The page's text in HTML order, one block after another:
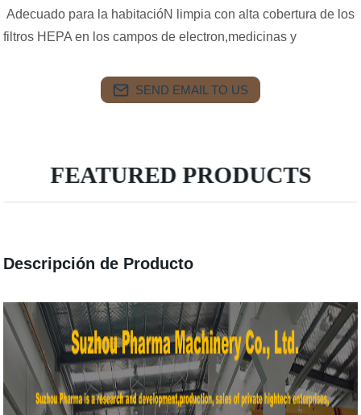
Adecuado para la habitacióN limpia con alta cobertura de los
filtros HEPA en los campos de electron,medicinas y
SEND EMAIL TO US
FEATURED PRODUCTS
Descripción de Producto